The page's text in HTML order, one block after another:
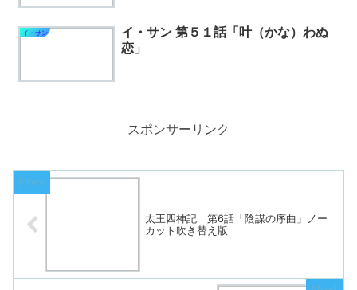
イ・サン
イ・サン 第５１話「叶（かな）わぬ
恋」
スポンサーリンク
太王四神記 第6話「陰謀の序曲」ノー
カット吹き替え版